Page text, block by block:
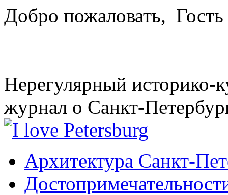
Добро пожаловать, Гость
Нерегулярный историко-
журнал о Санкт-
Архитектура Санкт-